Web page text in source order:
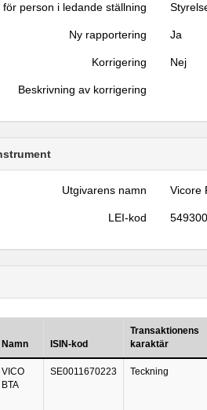
för person i ledande ställning
Ny rapportering Ja
Korrigering Nej
Beskrivning av korrigering
Utgivarens namn Vicore
LEI-kod
Namn ISIN-kod
Transaktionens
karaktär
VICO
BTA
SE0011670223 Teckning